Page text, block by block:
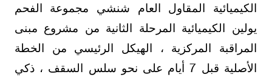
الكيميائية المقاول العام شنشي مجموعة الفحم
يولين الكيميائية المرحلة الثانية من مشروع مبنى
المراقبة المركزية ، الهيكل الرئيسي من الخطة
الأصلية قبل 7 أيام على نحو سلس السقف ، ذكي